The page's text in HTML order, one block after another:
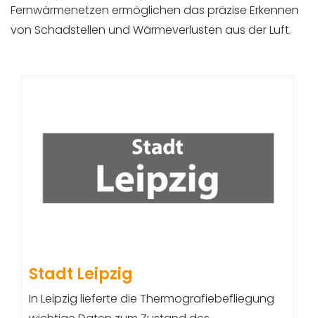
Fernwärmenetzen ermöglichen das präzise Erkennen
von Schadstellen und Wärmeverlusten aus der Luft.
Stadt Leipzig
In Leipzig lieferte die Thermografiebefliegung